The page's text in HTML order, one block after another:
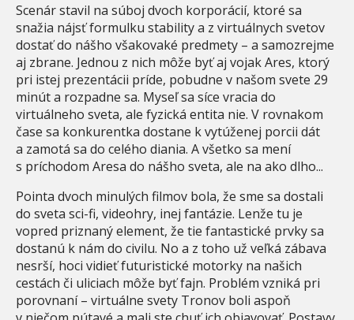
Scenár stavil na súboj dvoch korporácií, ktoré sa
snažia nájsť formulku stability a z virtuálnych svetov
dostať do nášho všakovaké predmety – a samozrejme
aj zbrane. Jednou z nich môže byť aj vojak Ares, ktorý
pri istej prezentácii príde, pobudne v našom svete 29
minút a rozpadne sa. Myseľ sa síce vracia do
virtuálneho sveta, ale fyzická entita nie. V rovnakom
čase sa konkurentka dostane k vytúženej porcii dát
a zamotá sa do celého diania. A všetko sa mení
s príchodom Aresa do nášho sveta, ale na ako dlho...
Pointa dvoch minulých filmov bola, že sme sa dostali
do sveta sci-fi, videohry, inej fantázie. Lenže tu je
vopred priznaný element, že tie fantastické prvky sa
dostanú k nám do civilu. No a z toho už veľká zábava
nesrší, hoci vidieť futuristické motorky na našich
cestách či uliciach môže byť fajn. Problém vzniká pri
porovnaní – virtuálne svety Tronov boli aspoň